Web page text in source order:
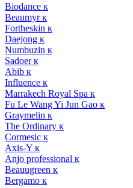
Biodance к
Beaumyr к
Fortheskin к
Daejong к
Numbuzin к
Sadoer к
Abib к
Influence к
Marrakech Royal Spa к
Fu Le Wang Yi Jun Gao к
Graymelin к
The Ordinary к
Cormesic к
Axis-Y к
Anjo professional к
Beauugreen к
Bergamo к